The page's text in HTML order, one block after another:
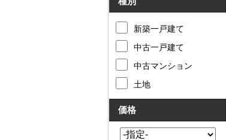
新築一戸建て
中古一戸建て
中古マンション
土地
価格